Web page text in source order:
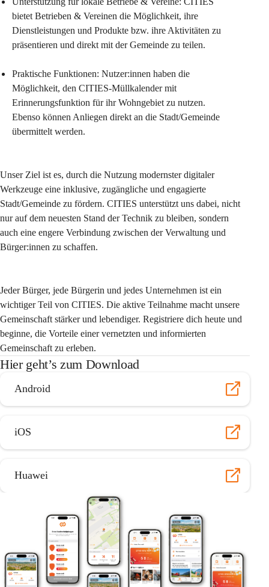
bietet Betrieben & Vereinen die Möglichkeit, ihre
Dienstleistungen und Produkte bzw. ihre Aktivitäten zu
präsentieren und direkt mit der Gemeinde zu teilen.
Praktische Funktionen: Nutzer:innen haben die
Möglichkeit, den CITIES-Müllkalender mit
Erinnerungsfunktion für ihr Wohngebiet zu nutzen.
Ebenso können Anliegen direkt an die Stadt/Gemeinde
übermittelt werden.
Unser Ziel ist es, durch die Nutzung modernster digitaler
Werkzeuge eine inklusive, zugängliche und engagierte
Stadt/Gemeinde zu fördern. CITIES unterstützt uns dabei, nicht
nur auf dem neuesten Stand der Technik zu bleiben, sondern
auch eine engere Verbindung zwischen der Verwaltung und
Bürger:innen zu schaffen.
Jeder Bürger, jede Bürgerin und jedes Unternehmen ist ein
wichtiger Teil von CITIES. Die aktive Teilnahme macht unsere
Gemeinschaft stärker und lebendiger. Registriere dich heute und
beginne, die Vorteile einer vernetzten und informierten
Gemeinschaft zu erleben.
Hier geht’s zum Download
Android
iOS
Huawei